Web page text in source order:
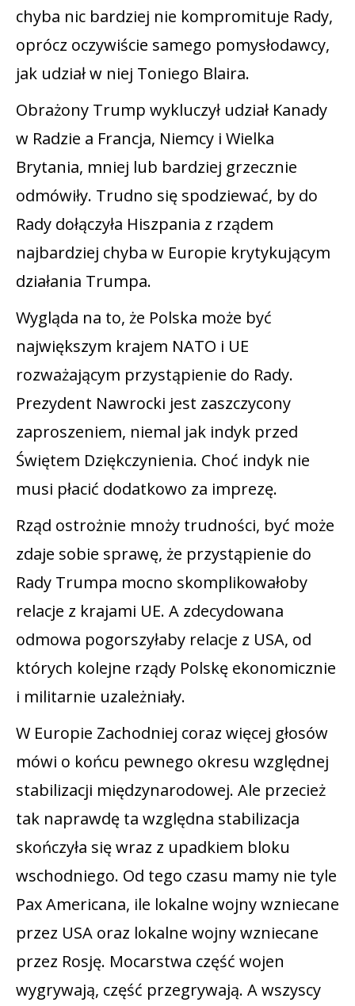
chyba nic bardziej nie kompromituje Rady,
oprócz oczywiście samego pomysłodawcy,
jak udział w niej Toniego Blaira.
Obrażony Trump wykluczył udział Kanady
w Radzie a Francja, Niemcy i Wielka
Brytania, mniej lub bardziej grzecznie
odmówiły. Trudno się spodziewać, by do
Rady dołączyła Hiszpania z rządem
najbardziej chyba w Europie krytykującym
działania Trumpa.
Wygląda na to, że Polska może być
największym krajem NATO i UE
rozważającym przystąpienie do Rady.
Prezydent Nawrocki jest zaszczycony
zaproszeniem, niemal jak indyk przed
Świętem Dziękczynienia. Choć indyk nie
musi płacić dodatkowo za imprezę.
Rząd ostrożnie mnoży trudności, być może
zdaje sobie sprawę, że przystąpienie do
Rady Trumpa mocno skomplikowałoby
relacje z krajami UE. A zdecydowana
odmowa pogorszyłaby relacje z USA, od
których kolejne rządy Polskę ekonomicznie
i militarnie uzależniały.
W Europie Zachodniej coraz więcej głosów
mówi o końcu pewnego okresu względnej
stabilizacji międzynarodowej. Ale przecież
tak naprawdę ta względna stabilizacja
skończyła się wraz z upadkiem bloku
wschodniego. Od tego czasu mamy nie tyle
Pax Americana, ile lokalne wojny wzniecane
przez USA oraz lokalne wojny wzniecane
przez Rosję. Mocarstwa część wojen
wygrywają, część przegrywają. A wszyscy